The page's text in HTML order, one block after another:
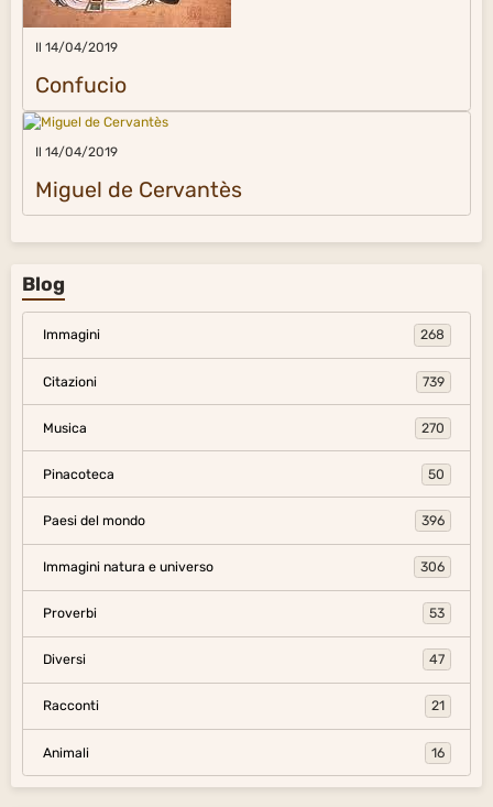
Il 14/04/2019
Confucio
Il 14/04/2019
Miguel de Cervantès
Blog
Immagini 268
Citazioni 739
Musica 270
Pinacoteca 50
Paesi del mondo 396
Immagini natura e universo 306
Proverbi 53
Diversi 47
Racconti 21
Animali 16